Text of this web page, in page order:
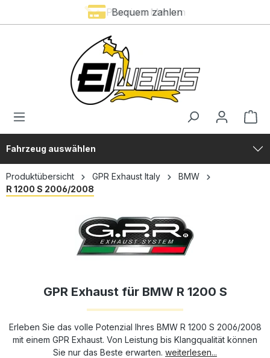
Premium Marken
Bequem zahlen
Fahrzeug auswählen
Produktübersicht GPR Exhaust Italy
BMW
R 1200 S 2006/2008
GPR Exhaust für BMW R 1200 S
Erleben Sie das volle Potenzial Ihres BMW R 1200 S 2006/2008
mit einem GPR Exhaust. Von Leistung bis Klangqualität können
Sie nur das Beste erwarten. weiterlesen...